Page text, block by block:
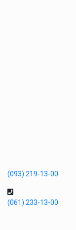
(093) 219-13-00
(061) 233-13-00